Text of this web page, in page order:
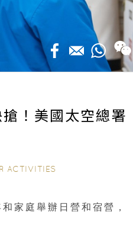
！美國太空總署
ACTIVITIES
家庭舉辦日營和宿營，